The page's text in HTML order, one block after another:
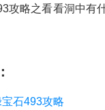
攻略之看看洞中有
石493攻略